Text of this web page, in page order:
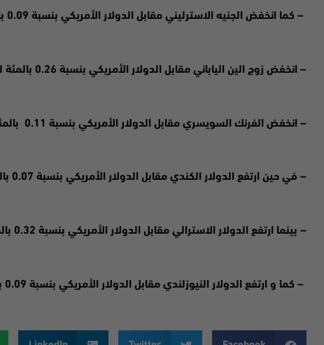
– كما انخفض الجنيه الاسترليني مقابل الدولار الأمريكي بنسبة 0.09 بالمئة ليسجل سعر 1.1973
– انخفض زوج الين الياباني مقابل الدولار الأمريكي بنسبة 0.26 بالمئة ليسجل سعر 137.90
– انخفض الفرنك السويسري مقابل الدولار الأمريكي بنسبة 0.11 بالمئة ليسجل سعر 0.9753
– في حين ارتفع الدولار الكندي مقابل الدولار الأمريكي بنسبة 0.07 بالمئة ليسجل سعر 1.2951
– بينما ارتفع الدولار الاسترالي مقابل الدولار الأمريكي بنسبة 0.32 بالمئة ليسجل سعر 0.6854
– كما و ارتفع الدولار النيوزلندي مقابل الدولار الأمريكي بنسبة 0.09 بالمئة ليسجل سعر 0.6181